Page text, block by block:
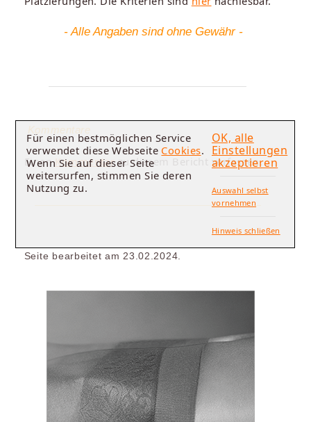
- Alle Angaben sind ohne Gewähr -
Kommentare
EinenKommentarzu diesem Bericht verfassen.
Seite bearbeitet am 23.02.2024.
Für einen bestmöglichen Service
verwendet diese Webseite Cookies.
Wenn Sie auf dieser Seite
weitersurfen, stimmen Sie deren
Nutzung zu.
OK, alle
Einstellungen
akzeptieren
Auswahl selbst
vornehmen
Hinweis schließen